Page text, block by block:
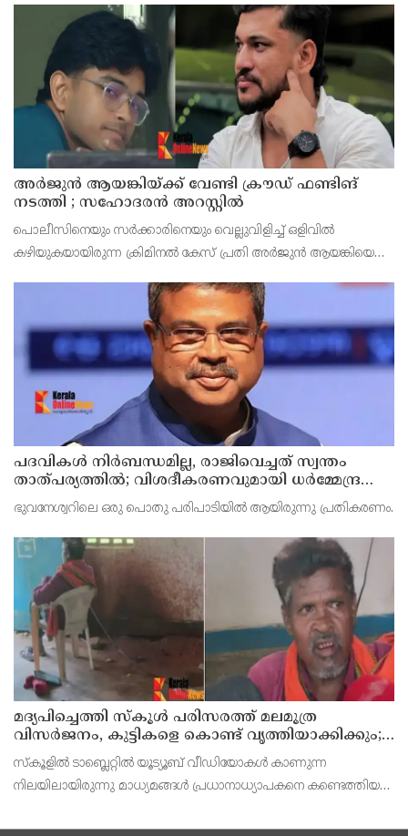
അര്‍ജുന്‍ ആയങ്കിയ്ക്ക് വേണ്ടി ക്രൗഡ് ഫണ്ടിങ്
നടത്തി ; സഹോദരന്‍ അറസ്റ്റില്‍
പൊലീസിനെയും സര്‍ക്കാരിനെയും വെല്ലുവിളിച്ച് ഒളിവില്‍
കഴിയുകയായിരുന്ന ക്രിമിനല്‍ കേസ് പ്രതി അര്‍ജുന്‍ ആയങ്കിയെ
പദവികള്‍ നിര്‍ബന്ധമില്ല, രാജിവെച്ചത് സ്വന്തം
താത്പര്യത്തില്‍; വിശദീകരണവുമായി ധര്‍മ്മേന്ദ്ര
ഭുവനേശ്വറിലെ ഒരു പൊതു പരിപാടിയില്‍ ആയിരുന്നു പ്രതികരണം.
മദ്യപിച്ചെത്തി സ്‌കൂള്‍ പരിസരത്ത് മലമൂത്ര
വിസര്‍ജനം, കുട്ടികളെ കൊണ്ട് വൃത്തിയാക്കിക്കും;
പ്രധാനാധ്യാപകന്‍ പിടിയില്‍
സ്‌കൂളില്‍ ടാബ്ലെറ്റില്‍ യൂട്യൂബ് വീഡിയോകള്‍ കാണുന്ന
നിലയിലായിരുന്നു മാധ്യമങ്ങള്‍ പ്രധാനാധ്യാപകനെ കണ്ടെത്തിയത്.
നിഷേധിച്ചു.